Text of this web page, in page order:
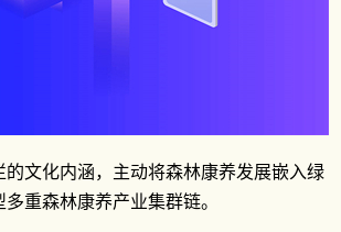
文化内涵，主动将森林康养发展嵌入绿
重森林康养产业集群链。